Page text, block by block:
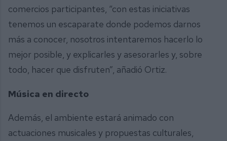
comercios participantes, “con estas iniciativas
tenemos un escaparate donde podemos darnos
más a conocer, nosotros intentaremos hacerlo lo
mejor posible, y explicarles y asesorarles y, sobre
todo, hacer que disfruten”, añadió Ortiz.
Música en directo
Además, el ambiente estará animado con
actuaciones musicales y propuestas culturales,